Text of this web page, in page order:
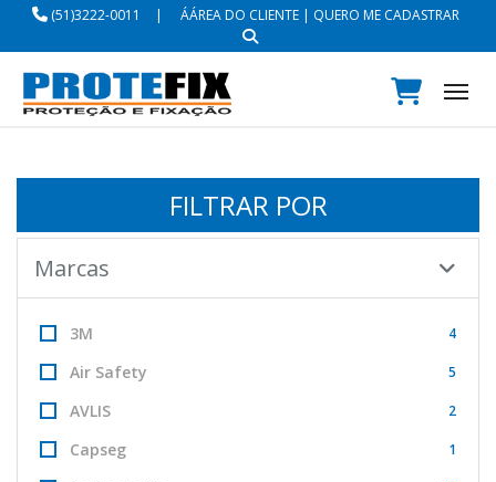
(51)3222-0011 | ÁÁREA DO CLIENTE| QUERO ME CADASTRAR
FILTRAR POR
Marcas
3M 4
Air Safety 5
AVLIS 2
Capseg 1